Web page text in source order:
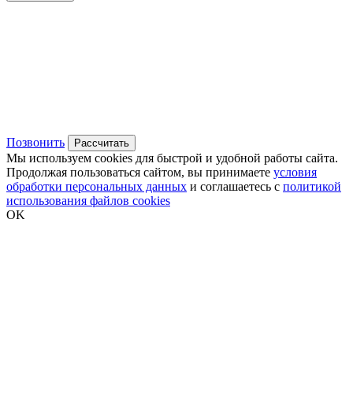
Позвонить Рассчитать
Мы используем cookies для быстрой и удобной работы сайта.
Продолжая пользоваться сайтом, вы принимаете условия
обработки персональных данных и соглашаетесь с политикой
использования файлов cookies
OK